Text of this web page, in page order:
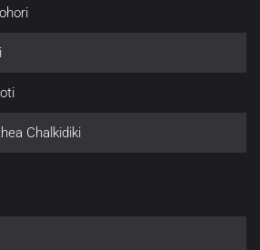
Chalkidiki